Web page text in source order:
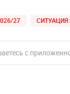
27
с